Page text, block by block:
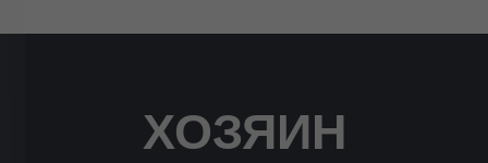
ХОЗЯИН